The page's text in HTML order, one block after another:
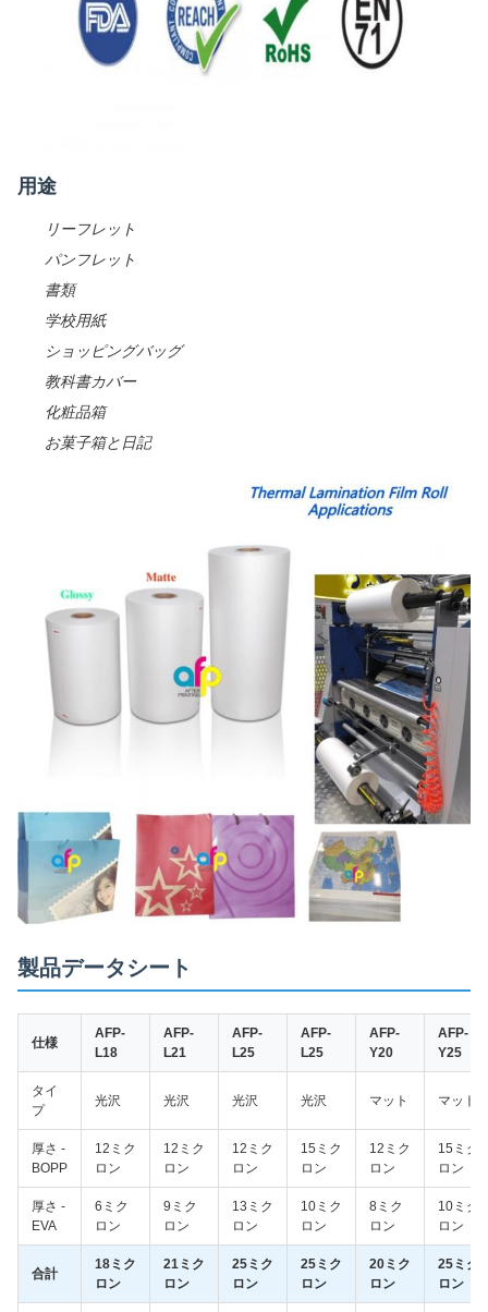
用途
リーフレット
パンフレット
書類
学校用紙
ショッピングバッグ
教科書カバー
化粧品箱
お菓子箱と日記
製品データシート
仕様
AFP-
L18
AFP-
L21
AFP-
L25
AFP-
L25
AFP-
Y20
AFP-
Y25
タイ
プ
光沢 光沢 光沢 光沢 マット マット
厚さ -
BOPP
12ミク
ロン
12ミク
ロン
12ミク
ロン
15ミク
ロン
12ミク
ロン
15ミク
ロン
厚さ -
EVA
6ミク
ロン
9ミク
ロン
13ミク
ロン
10ミク
ロン
8ミク
ロン
10ミク
ロン
合計
18ミク
ロン
21ミク
ロン
25ミク
ロン
25ミク
ロン
20ミク
ロン
25ミク
ロン